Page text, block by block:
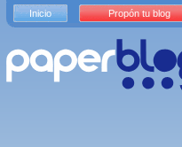
Inicio Propón tu blog